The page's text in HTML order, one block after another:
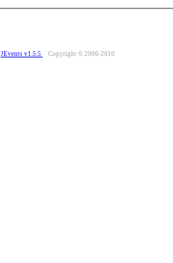
JEvents v1.5.5 Copyright © 2006-2010